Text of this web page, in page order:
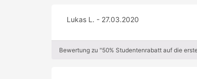
Lukas L. - 27.03.2020
Bewertung zu "50% Studentenrabatt auf die